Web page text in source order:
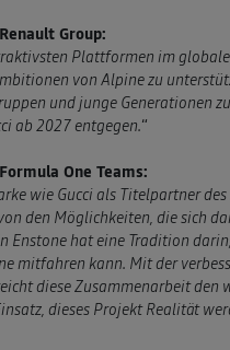
Group:
Plattformen im
von Alpine zu
und junge Generationen
ab 2027 entgegen.“
One Teams:
wie Gucci als Titelpartner
den Möglichkeiten, die sich
Enstone hat eine Tradition
mitfahren kann. Mit der
diese Zusammenarbeit den
dieses Projekt Realität